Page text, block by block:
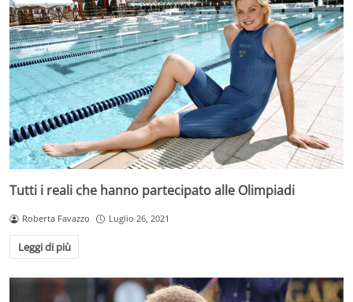
Tutti i reali che hanno partecipato alle Olimpiadi
Roberta Favazzo Luglio 26, 2021
Leggi di più